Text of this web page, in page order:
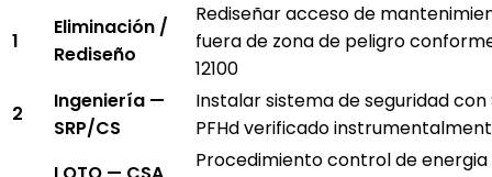
1
Eliminación /
Rediseño
Rediseñar acceso de
fuera de zona de peligro
12100
2
Ingeniería —
SRP/CS
Instalar sistema de seguridad con
PFHd verificado
Procedimiento control de energia